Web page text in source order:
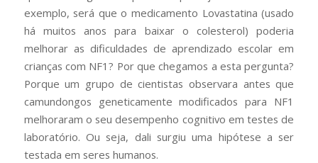
exemplo, será que o medicamento Lovastatina (usado
há muitos anos para baixar o colesterol) poderia
melhorar as dificuldades de aprendizado escolar em
crianças com NF1? Por que chegamos a esta pergunta?
Porque um grupo de cientistas observara antes que
camundongos geneticamente modificados para NF1
melhoraram o seu desempenho cognitivo em testes de
laboratório. Ou seja, dali surgiu uma hipótese a ser
testada em seres humanos.